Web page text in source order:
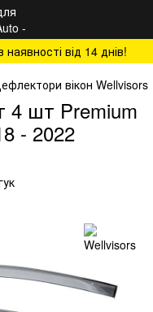
від 14 днів!
вікон Wellvisors
4 шт Premium
- 2022